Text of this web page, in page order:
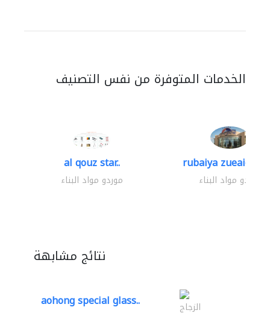
الخدمات المتوفرة من نفس التصنيف
al qouz star..
موردو مواد البناء
rubaiya zueaid
موردو مواد البناء
نتائج مشابهة
aohong special glass.. الزجاج